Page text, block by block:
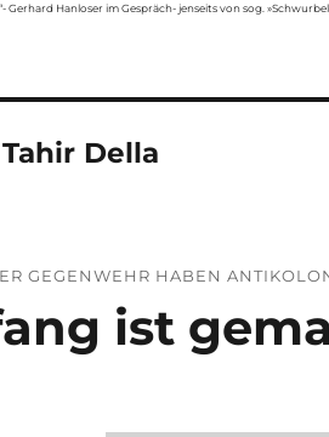
Gerhard Hanloser im Gespräch- jenseits von sog.
Tahir Della
GEGENWEHR HABEN
ist